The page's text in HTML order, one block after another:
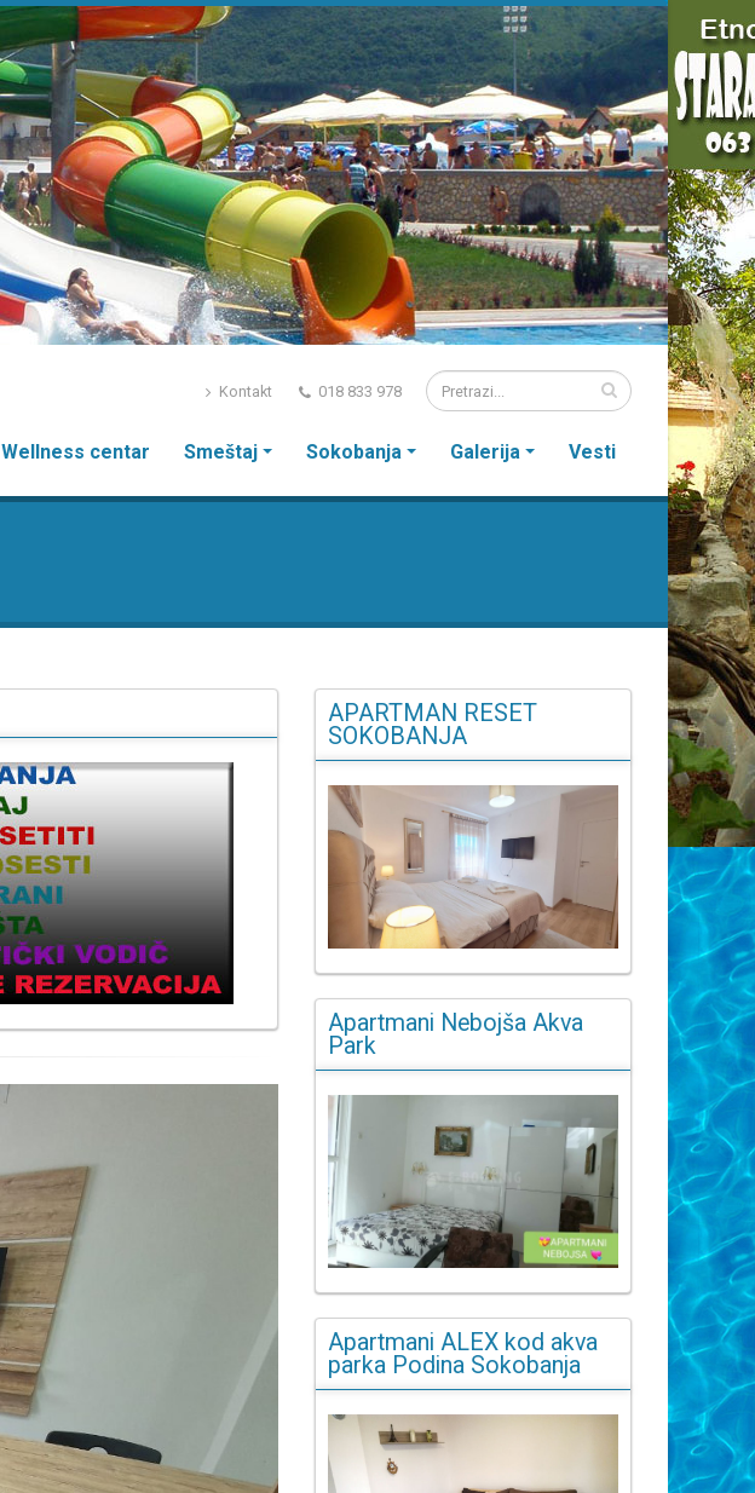
Kontakt 018 833 978
Wellness centar Smeštaj Sokobanja Galerija Vesti
APARTMAN RESET
SOKOBANJA
Apartmani Nebojša Akva
Park
Apartmani ALEX kod akva
parka Podina Sokobanja